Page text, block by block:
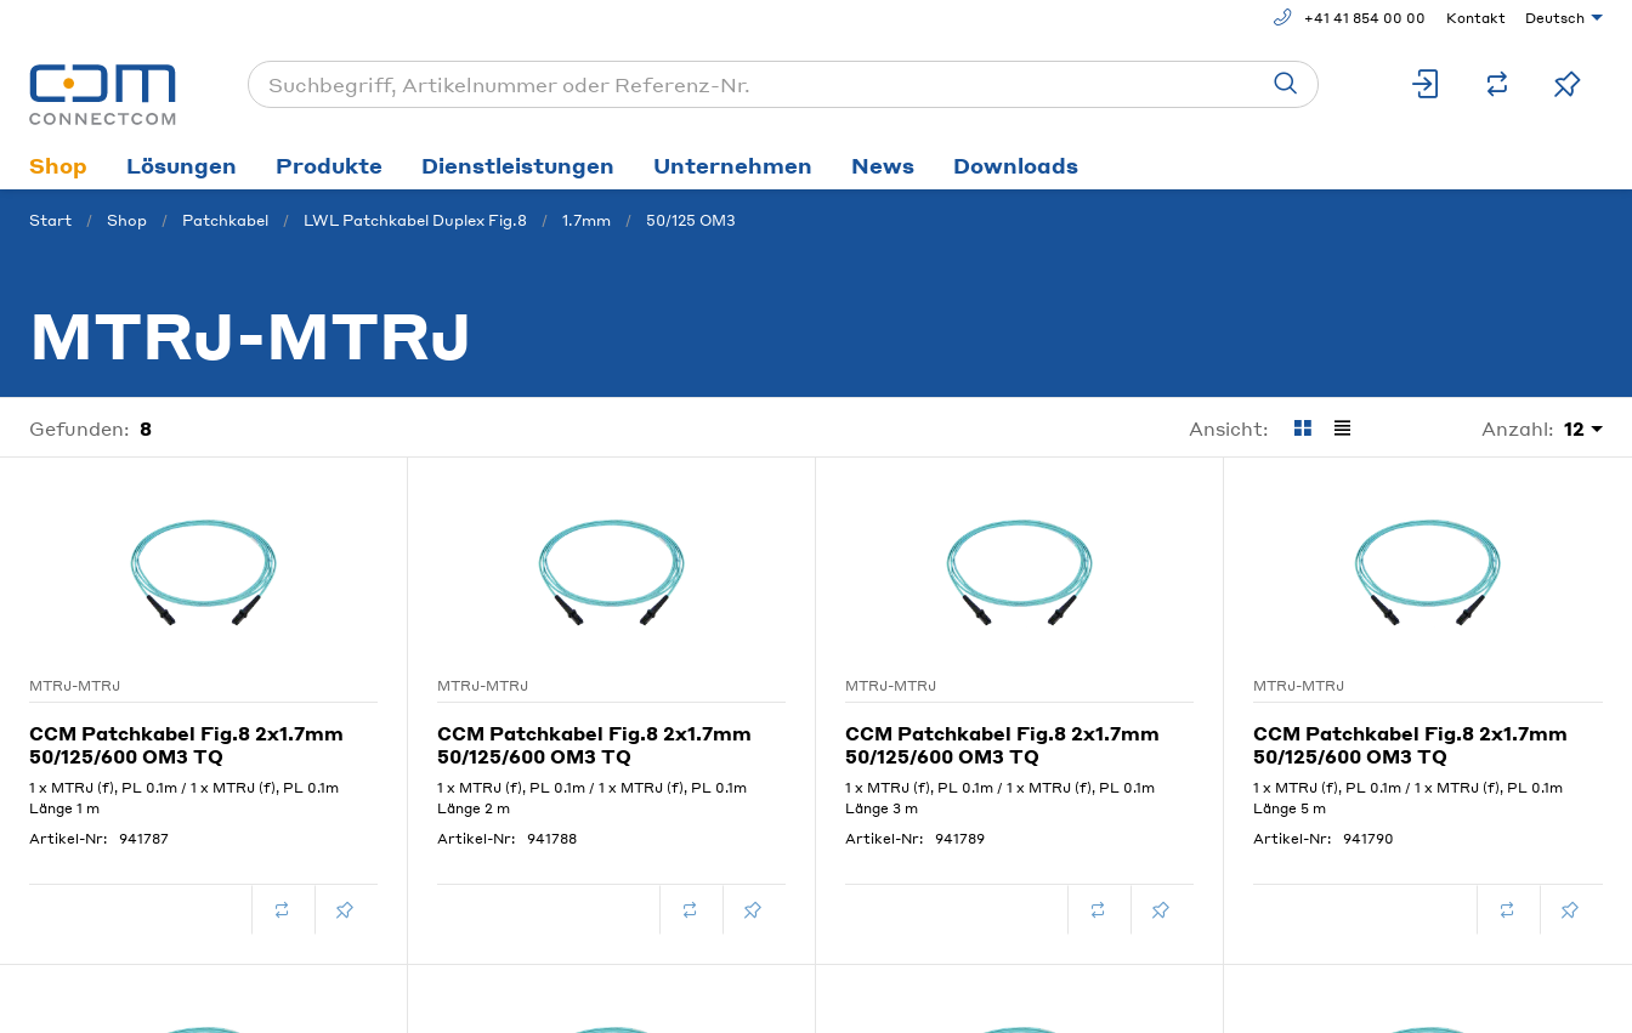
+41 41 854 00 00 Kontakt Deutsch
Shop Lösungen Produkte Dienstleistungen Unternehmen News Downloads
Start Shop Patchkabel LWL Patchkabel Duplex Fig.8 1.7mm 50/125 OM3
MTRJ-MTRJ
Gefunden: 8 Ansicht: Anzahl: 12
MTRJ-MTRJ
CCM Patchkabel Fig.8 2x1.7mm
50/125/600 OM3 TQ
1 x MTRJ (f), PL 0.1m / 1 x MTRJ (f), PL 0.1m
Länge 1 m
Artikel-Nr:
941787
MTRJ-MTRJ
CCM Patchkabel Fig.8 2x1.7mm
50/125/600 OM3 TQ
1 x MTRJ (f), PL 0.1m / 1 x MTRJ (f), PL 0.1m
Länge 2 m
Artikel-Nr:
941788
MTRJ-MTRJ
CCM Patchkabel Fig.8 2x1.7mm
50/125/600 OM3 TQ
1 x MTRJ (f), PL 0.1m / 1 x MTRJ (f), PL 0.1m
Länge 3 m
Artikel-Nr:
941789
MTRJ-MTRJ
CCM Patchkabel Fig.8 2x1.7mm
50/125/600 OM3 TQ
1 x MTRJ (f), PL 0.1m / 1 x MTRJ (f), PL 0.1m
Länge 5 m
Artikel-Nr:
941790